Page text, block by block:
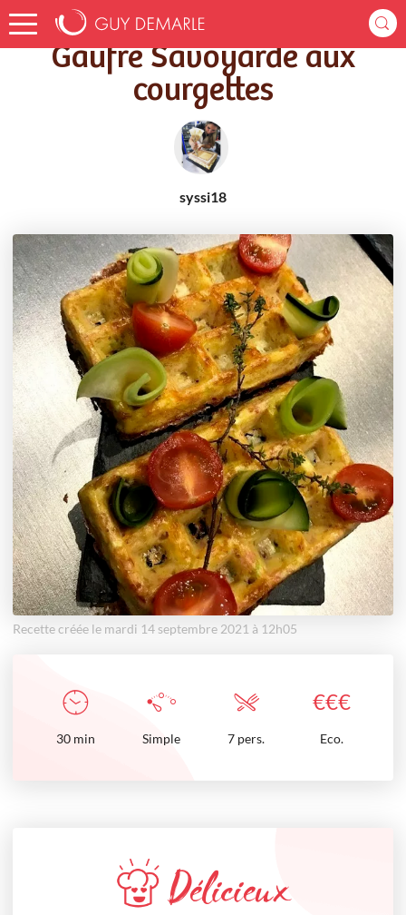
Accueil Recettes Gaufre Savoyarde aux courgettes
Gaufre Savoyarde aux
courgettes
syssi18
Recette créée le mardi 14 septembre 2021 à 12h05
€€€
30 min Simple 7 pers. Eco.
Délicieux